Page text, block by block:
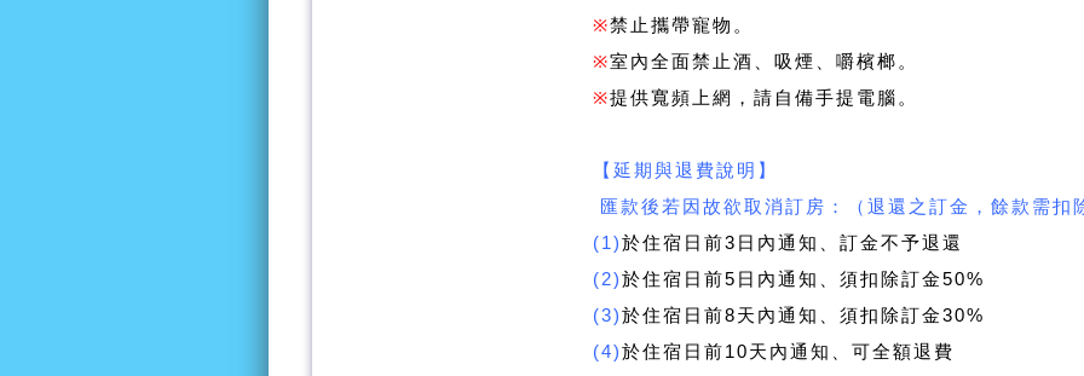
※禁止攜帶寵物。
※室內全面禁止酒、吸煙、嚼檳榔。
※提供寬頻上網，請自備手提電腦。
【延期與退費說明】
匯款後若因故欲取消訂房：（退還之訂金，餘款需扣
(1)於住宿日前3日內通知、訂金不予退還
(2)於住宿日前5日內通知、須扣除訂金50%
(3)於住宿日前8天內通知、須扣除訂金30%
(4)於住宿日前10天內通知、可全額退費